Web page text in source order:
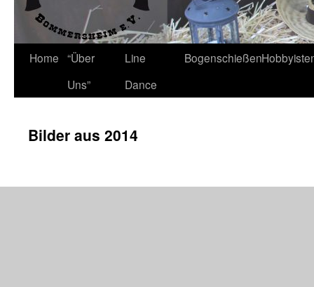
Skip
Home “Über
Uns”
Line
Dance
Bogenschießen
Bilder aus 2014